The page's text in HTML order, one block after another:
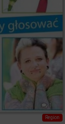
1
Region